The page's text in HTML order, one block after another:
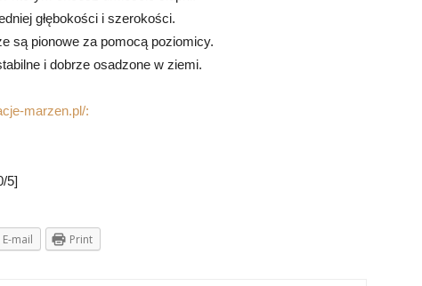
głębokości i szerokości.
są pionowe za pomocą poziomicy.
i dobrze osadzone w ziemi.
marzen.pl/:
5]
E-mail Print